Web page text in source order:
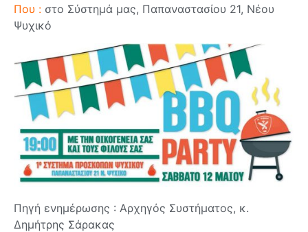
Που : στο Σύστημά μας, Παπαναστασίου 21, Νέου
Ψυχικό
Πηγή ενημέρωσης : Αρχηγός Συστήματος, κ.
Δημήτρης Σάρακας